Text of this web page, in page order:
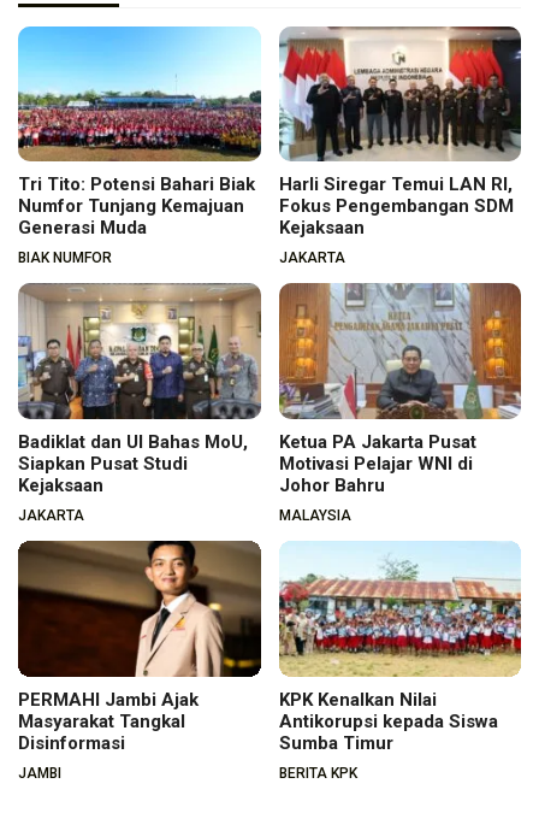
Tri Tito: Potensi Bahari Biak
Numfor Tunjang Kemajuan
Generasi Muda
BIAK NUMFOR
Harli Siregar Temui LAN RI,
Fokus Pengembangan SDM
Kejaksaan
JAKARTA
Badiklat dan UI Bahas MoU,
Siapkan Pusat Studi
Kejaksaan
JAKARTA
Ketua PA Jakarta Pusat
Motivasi Pelajar WNI di
Johor Bahru
MALAYSIA
PERMAHI Jambi Ajak
Masyarakat Tangkal
Disinformasi
JAMBI
KPK Kenalkan Nilai
Antikorupsi kepada Siswa
Sumba Timur
BERITA KPK